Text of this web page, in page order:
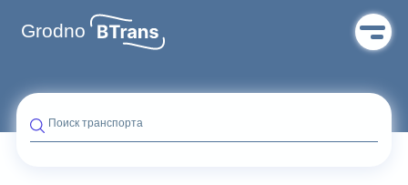
Grodno
Поиск транспорта